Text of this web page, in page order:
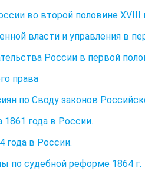
во второй половине XVIII
власти и управления в
России в первой
права
по Своду законов
года в России.
года в России.
по судебной реформе 1864 г.